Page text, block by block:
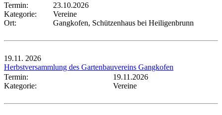
Termin:
23.10.2026
Kategorie:
Vereine
Ort:
Gangkofen, Schützenhaus bei Heiligenbrunn
19.11. 2026
Herbstversammlung des Gartenbauvereins Gangkofen
Termin:
19.11.2026
Kategorie:
Vereine